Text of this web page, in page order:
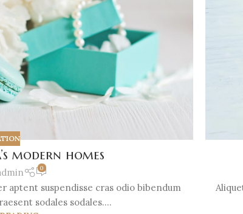
modern homes
0
aptent suspendisse cras odio bibendum
sodales sodales....